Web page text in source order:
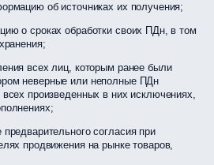
об источниках их получения;
о сроках обработки своих ПДн, в том
всех лиц, которым ранее были
неверные или неполные ПДн
произведенных в них исключениях,
согласия при
продвижения на рынке товаров,